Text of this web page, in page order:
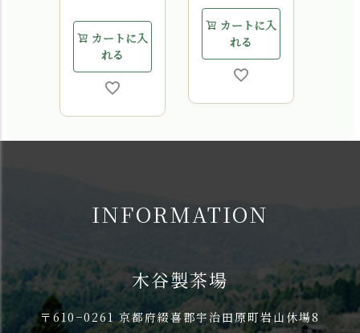
カートに入
れる
カートに入
れる
INFORMATION
木谷製茶場
〒610−0261 京都府綴喜郡宇治田原町岩山休場8